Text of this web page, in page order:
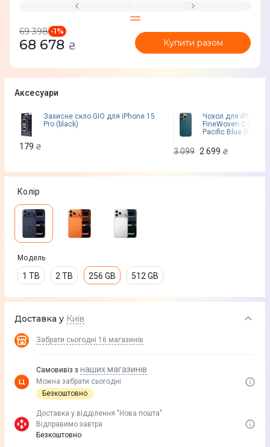
69 398 -1%
68 678 ₴ Купити разом
Аксесуари
Захисне скло GIO для iPhone 15
Pro (black)
179 ₴
Чохол для iPhone
FineWoven Case
Pacific Blue
3 099 2 699 ₴
Колір
Модель
1 TB 2 TB 256 GB 512 GB
Доставка у Київ
Забрати сьогодні 16 магазинів
Самовивіз з наших магазинів
Можна забрати сьогодні
Безкоштовно
Доставка у вiддiлення "Нова пошта"
Відправимо завтра
Безкоштовно